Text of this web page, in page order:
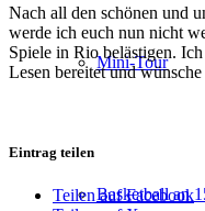
Mini-Tour
Basketball an
Nach all den schönen und
werde ich euch nun nicht
Spiele in Rio belästigen.
Lesen bereitet und
Eintrag teilen
Teilen auf Facebook